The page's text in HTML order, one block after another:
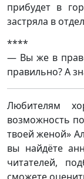
прибудет в
застряла в
****
— Вы же в
правильно? А
Любителям
возможность
твоей женой»
вы найдёте
читателей,